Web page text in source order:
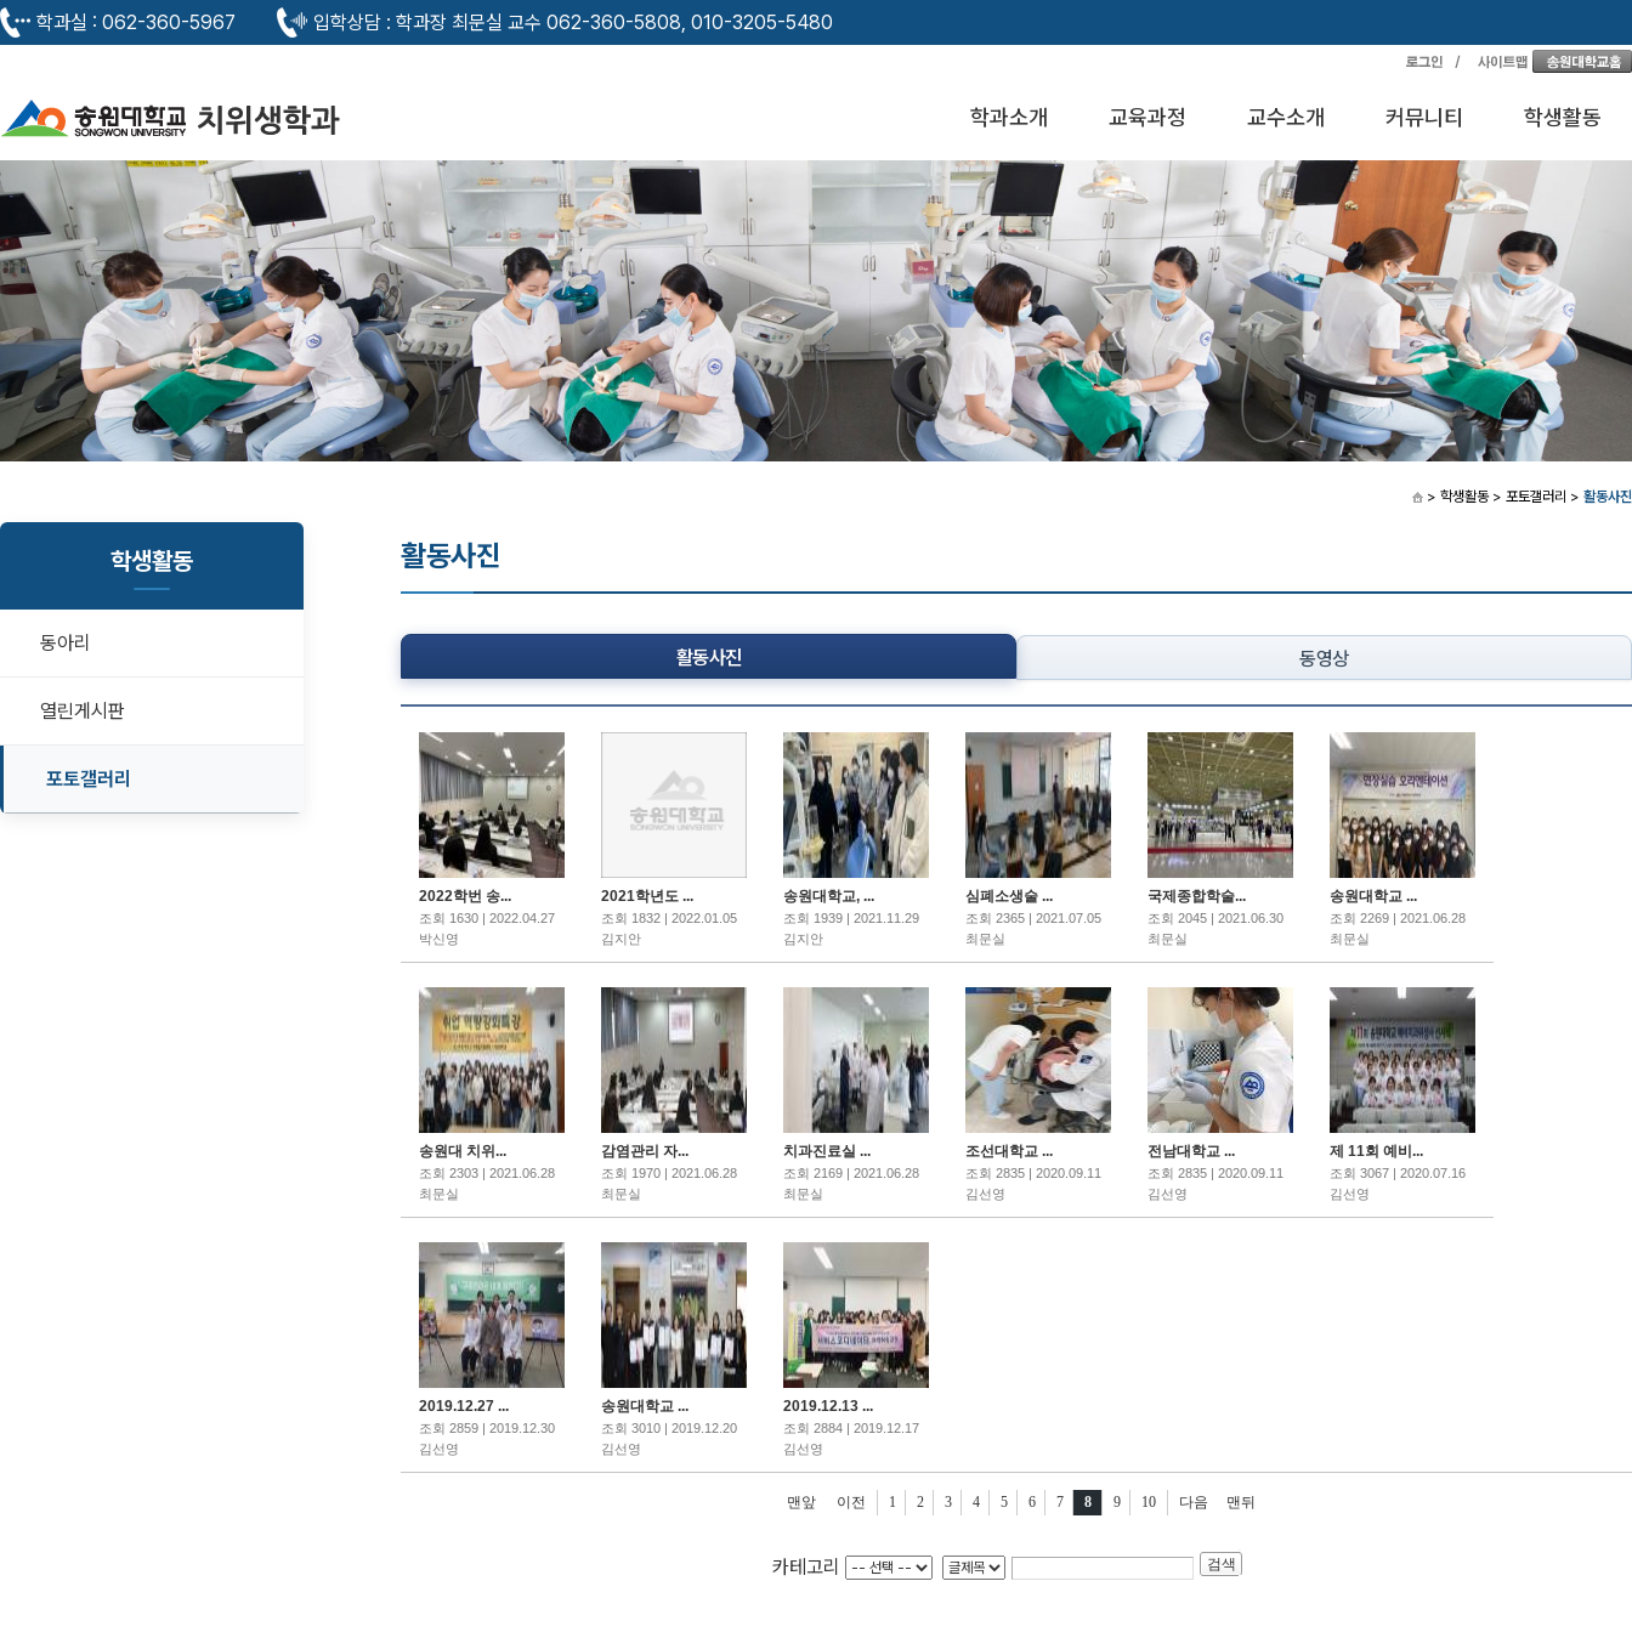
학과실 : 062-360-5967 입학상담 : 학과장 최문실 교수 062-360-5808, 010-3205-5480
학과소개 교육과정 교수소개 커뮤니티 학생활동
학생활동
동아리
열린게시판
포토갤러리
> 학생활동> 포토갤러리 > 활동사진
활동사진
활동사진 동영상
2022학번 송...
조회 1630 | 2022.04.27
박신영
2021학년도 ...
조회 1832 | 2022.01.05
김지안
송원대학교, ...
조회 1939 | 2021.11.29
김지안
심폐소생술 ...
조회 2365 | 2021.07.05
최문실
국제종합학술...
조회 2045 | 2021.06.30
최문실
송원대학교 ...
조회 2269 | 2021.06.28
최문실
송원대 치위...
조회 2303 | 2021.06.28
최문실
감염관리 자...
조회 1970 | 2021.06.28
최문실
치과진료실 ...
조회 2169 | 2021.06.28
최문실
조선대학교 ...
조회 2835 | 2020.09.11
김선영
전남대학교 ...
조회 2835 | 2020.09.11
김선영
제 11회 예비...
조회 3067 | 2020.07.16
김선영
2019.12.27 ...
조회 2859 | 2019.12.30
김선영
송원대학교 ...
조회 3010 | 2019.12.20
김선영
2019.12.13 ...
조회 2884 | 2019.12.17
김선영
맨앞 이전 1 2 3 4 5 6 7 8 9 10 다음 맨뒤
카테고리